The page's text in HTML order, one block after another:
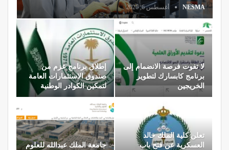
NESMA أغسطس 6, 2026
لا تفوت فرصة الانضمام إلى
برنامج كابسارك لتطوير
الخريجين
إطلاق برنامج عزم من
صندوق الاستثمارات العامة
لتمكين الكوادر الوطنية
تعلن كلية الملك خالد
العسكرية عن فتح باب
جامعة الملك عبدالله للعلوم